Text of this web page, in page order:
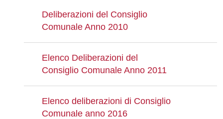
Deliberazioni del Consiglio
Comunale Anno 2010
Elenco Deliberazioni del
Consiglio Comunale Anno 2011
Elenco deliberazioni di Consiglio
Comunale anno 2016